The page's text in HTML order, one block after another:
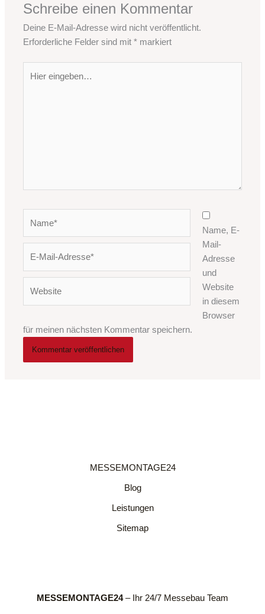
Schreibe einen Kommentar
Deine E-Mail-Adresse wird nicht veröffentlicht.
Erforderliche Felder sind mit* markiert
eingeben…
Adresse*
Name, E-
Mail-
Adresse
und
Website
in diesem
Browser
für meinen nächsten Kommentar speichern.
MESSEMONTAGE24
Blog
Leistungen
Sitemap
MESSEMONTAGE24– Ihr 24/7 Messebau Team